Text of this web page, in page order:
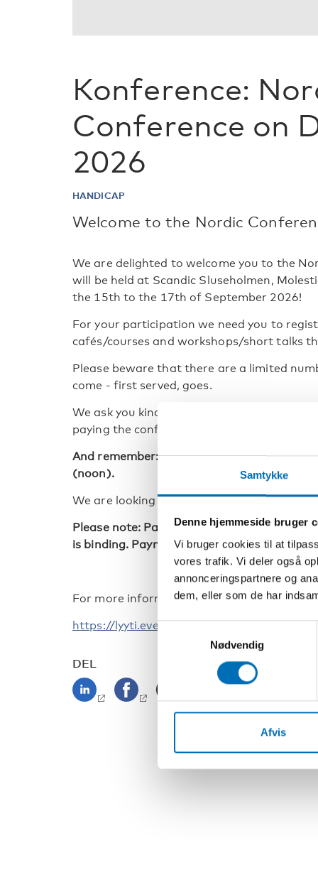
Samtykke
Denne hjemmeside bruger
Vi bruger cookies til at
vores trafik. Vi deler også
annonceringspartnere og
dem, eller som de har
Samtykkevalg
Nødvendig
Afvis
Konference:
Conference on
2026
HANDICAP
Welcome to the Nordic
We are delighted to welcome you to the
will be held at Scandic Sluseholmen,
the 15th to the 17th of September 2026!
For your participation we need you to
cafés/courses and workshops/short talks
Please beware that there are a limited
come - first served, goes.
We ask you kindly to read through all the
paying the conference fee.
And remember: last day for registration is
(noon).
We are looking forward to seeing you at
Please note: Payment for this conference
is binding. Payment by invoice is not
For more information, please visit the event
https://lyyti.events/p/
DEL